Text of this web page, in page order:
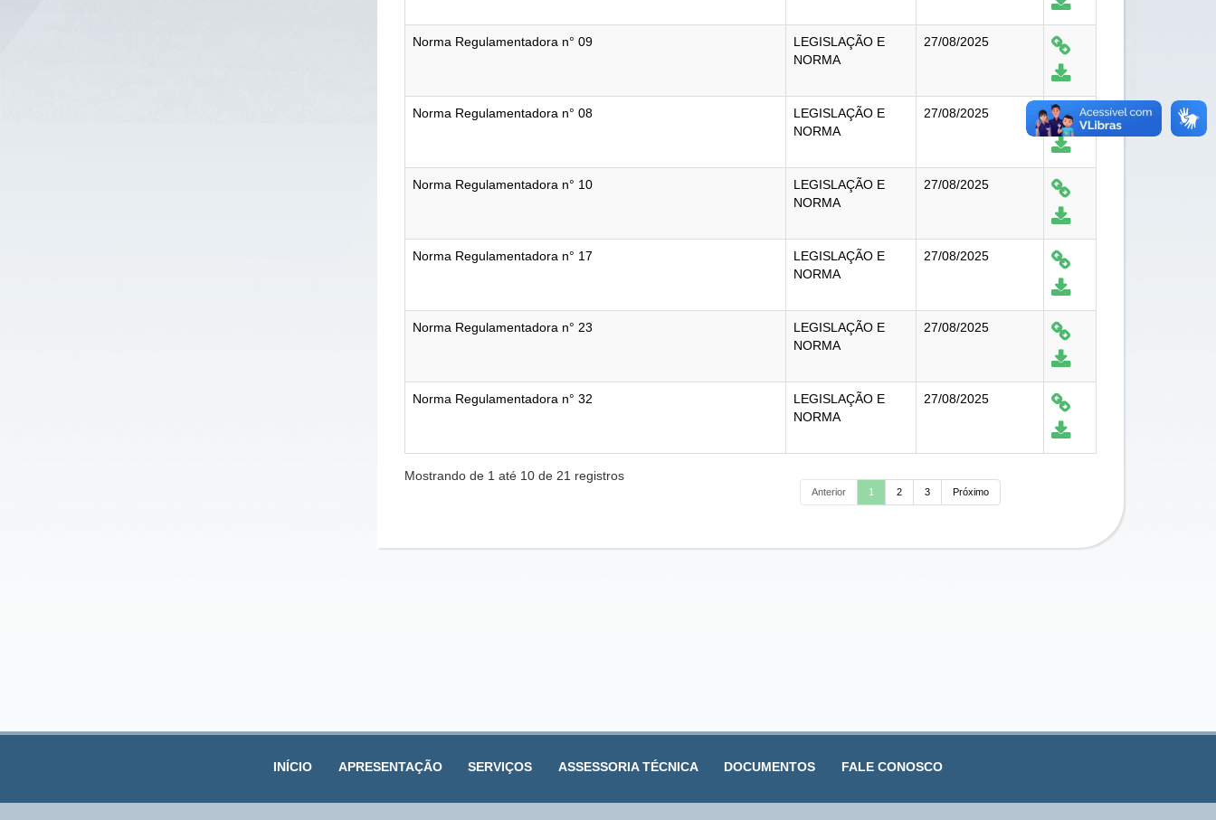
Norma Regulamentadora n° 09
LEGISLAÇÃO E
NORMA
27/08/2025
Norma Regulamentadora n° 08
LEGISLAÇÃO E
NORMA
27/08/2025
Norma Regulamentadora n° 10
LEGISLAÇÃO E
NORMA
27/08/2025
Norma Regulamentadora n° 17
LEGISLAÇÃO E
NORMA
27/08/2025
Norma Regulamentadora n° 23
LEGISLAÇÃO E
NORMA
27/08/2025
Norma Regulamentadora n° 32
LEGISLAÇÃO E
NORMA
27/08/2025
Mostrando de 1 até 10 de 21 registros
Anterior 1 2 3 Próximo
INÍCIO APRESENTAÇÃO SERVIÇOS ASSESSORIA TÉCNICA DOCUMENTOS FALE CONOSCO